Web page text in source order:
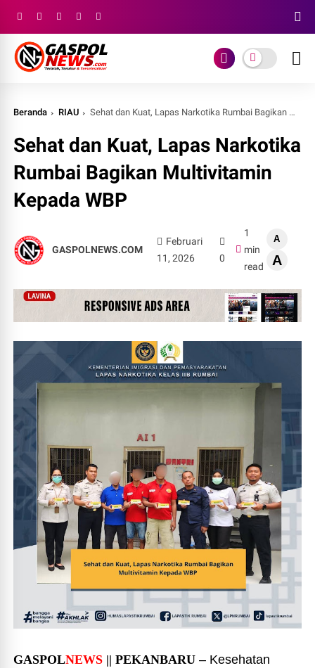
Beranda RIAU Sehat dan Kuat, Lapas Narkotika Rumbai Bagikan Multivitamin Kepada WBP
Sehat dan Kuat, Lapas Narkotika
Rumbai Bagikan Multivitamin
Kepada WBP
GASPOLNEWS.COM
Februari
11, 2026
0
1
min
read
A
A
GASPOLNEWS || PEKANBARU – Kesehatan